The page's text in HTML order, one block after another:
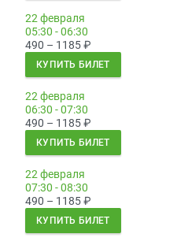
22 февраля
05:30 - 06:30
490 – 1185₽
КУПИТЬ БИЛЕТ
22 февраля
06:30 - 07:30
490 – 1185₽
КУПИТЬ БИЛЕТ
22 февраля
07:30 - 08:30
490 – 1185₽
КУПИТЬ БИЛЕТ